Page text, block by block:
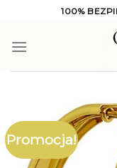
content
100%
Promocja!